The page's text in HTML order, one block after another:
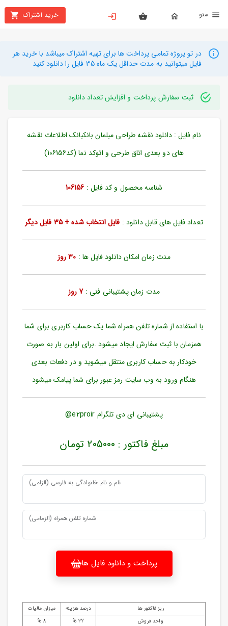
خرید اشتراک
بستن
محصولات
تهیه
راهنما
دانلود
ورود
به
بازیابی
رمز
مندی
ها
در تو پروژه تمامی پرداخت ها برای تهیه اشتراک میباشد با خرید هر
فایل میتوانید به مدت حداقل یک ماه 35 فایل را دانلود کنید
ثبت سفارش پرداخت و افزایش تعداد دانلود
نام فایل : دانلود نقشه طراحی مبلمان بانکبانک اطلاعات نقشه
های دو بعدی اتاق طرحی و اتوکد نما (کد106156)
شناسه محصول و کد فایل : 106156
تعداد فایل های قابل دانلود : فایل انتخاب شده + 35 فایل دیگر
مدت زمان امکان دانلود فایل ها : 30 روز
مدت زمان پشتیبانی فنی :7 روز
با استفاده از شماره تلفن همراه شما یک حساب کاربری برای شما
همزمان با ثبت سفارش ایجاد میشود .برای اولین بار به صورت
خودکار به حساب کاربری منتقل میشوید و در دفعات بعدی
هنگام ورود به وب سایت رمز عبور برای شما پیامک میشود
پشتیبانی ای دی تلگرام e2proir@
مبلغ فاکتور : 205000 تومان
نام و نام خانوادگی به فارسی (الزامی)
شماره تلفن همراه (الزمامی)
پرداخت و دانلود فایل ها
ریز فاکتور ها درصد هزینه
میزان مالیات
واحد فروش
32 %
8 %